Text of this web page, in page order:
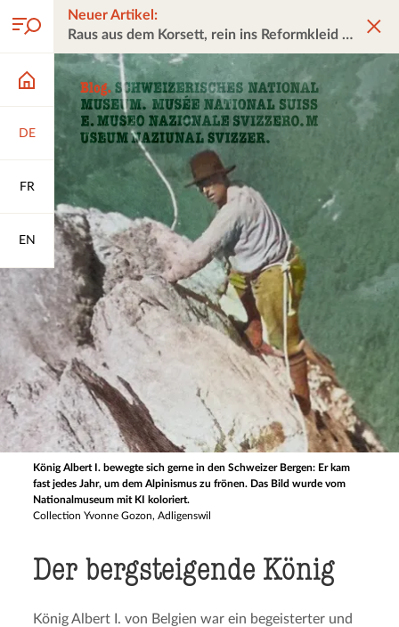
DE
FR
EN
Neuer Artikel:
Raus aus dem Korsett, rein ins Reformkleid
König Albert I. bewegte sich gerne in den Schweizer Bergen: Er kam
fast jedes Jahr, um dem Alpinismus zu frönen. Das Bild wurde vom
Nationalmuseum mit KI koloriert.
Collection Yvonne Gozon, Adligenswil
Der bergstei­gen­de König
König Albert I. von Belgien war ein begeisterter und